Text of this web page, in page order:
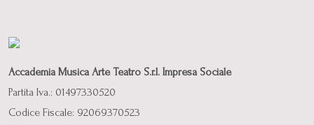
Accademia Musica Arte Teatro S.r.l. Impresa Sociale
Partita Iva.: 01497330520
Codice Fiscale: 92069370523